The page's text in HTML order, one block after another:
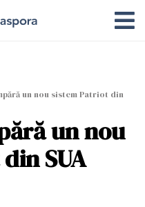
un nou sistem Patriot din
un nou
SUA